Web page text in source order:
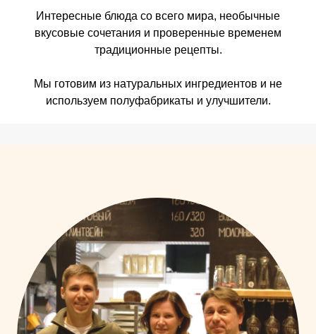
Интересные блюда со всего мира, необычные
вкусовые сочетания и проверенные временем
традиционные рецепты.
Мы готовим из натуральных ингредиентов и не
используем полуфабрикаты и улучшители.